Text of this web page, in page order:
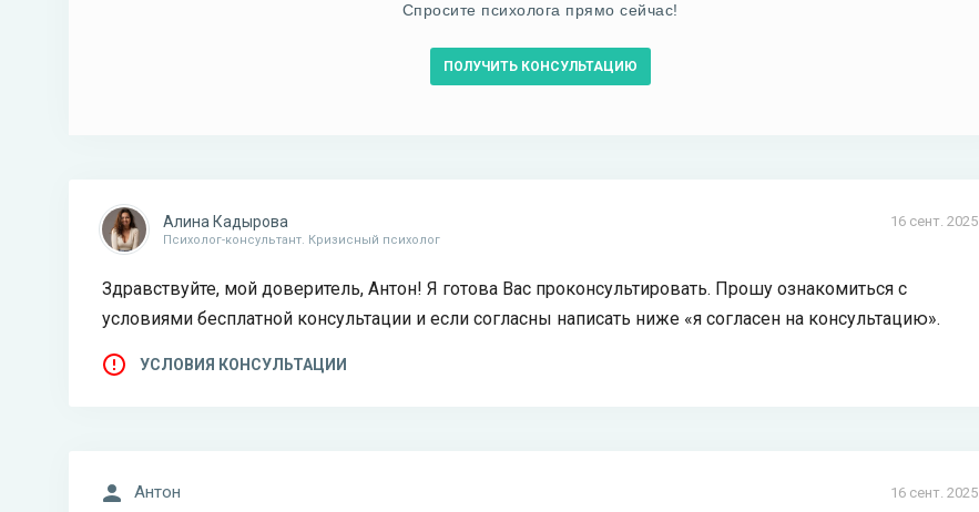
Спросите психолога прямо сейчас!
ПОЛУЧИТЬ КОНСУЛЬТАЦИЮ
16 сент. 2025
Алина Кадырова
Психолог-консультант. Кризисный психолог
Здравствуйте, мой доверитель, Антон! Я готова Вас проконсультировать. Прошу ознакомиться с
условиями бесплатной консультации и если согласны написать ниже «я согласен на консультацию».
УСЛОВИЯ КОНСУЛЬТАЦИИ
16 сент. 2025
Антон